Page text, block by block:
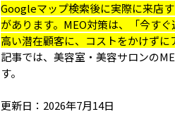
Googleマップ検索後に実際に来店
があります。MEO対策は、「今す
高い潜在顧客に、コストをかけずに
記事では、美容室・美容サロンの
す。
更新日：2026年7月14日